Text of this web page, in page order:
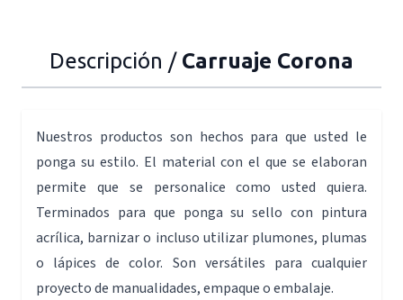
Descripción / Carruaje Corona
Nuestros productos son hechos para que usted le
ponga su estilo. El material con el que se elaboran
permite que se personalice como usted quiera.
Terminados para que ponga su sello con pintura
acrílica, barnizar o incluso utilizar plumones, plumas
o lápices de color. Son versátiles para cualquier
proyecto de manualidades, empaque o embalaje.